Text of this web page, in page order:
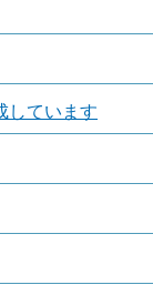
しています